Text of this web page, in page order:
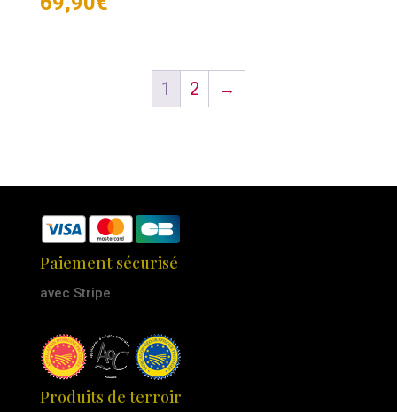
1 2 →
Paiement sécurisé
avec Stripe
Produits de terroir